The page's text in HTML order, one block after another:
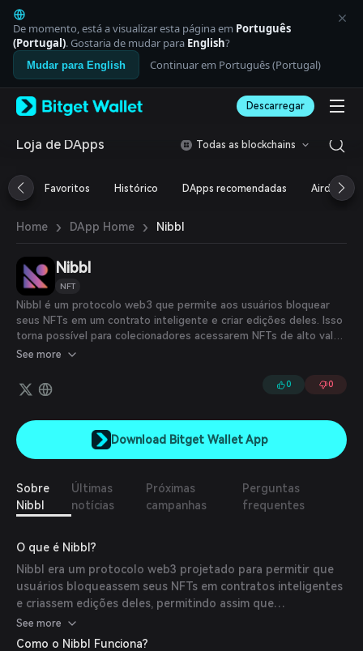
English
日本語
Tiếng Việt
Русский
Español (Latinoamérica)
Italiano
Deutsch
繁體中文
Português (Portugal)
ภาษาไทย
العربية
हिन्दी
Español
Português (Brasil)
Español (Argentina)
De momento, está a visualizar esta página em Português
(Portugal). Gostaria de mudar para English?
Mudar para English Continuar em Português (Portugal)
Descarregar
Loja de DApps Todas as blockchains
Favoritos Histórico DApps recomendadas Airdrop
Home › DApp Home › Nibbl
Nibbl
NFT
Nibbl é um protocolo web3 que permite aos usuários bloquear
seus NFTs em um contrato inteligente e criar edições deles. Isso
torna possível para colecionadores acessarem NFTs de alto valor.
Nibbl simplifica as aquisições e fornece liquidez usando um
recursos sociais que permitem aos usuários se conectarem
diretamente e interagirem com outros membros da comunidade.
See more
0 0
Download Bitget Wallet App
Sobre
Nibbl
Últimas
notícias
Próximas
campanhas
Perguntas
frequentes
O que é Nibbl?
Nibbl era um protocolo web3 projetado para permitir que
usuários bloqueassem seus NFTs em contratos inteligentes
e criassem edições deles, permitindo assim que
colecionadores tivessem exposição a NFTs de alto valor. A
plataforma tinha como objetivo simplificar as aquisições e
See more
Como o Nibbl Funciona?